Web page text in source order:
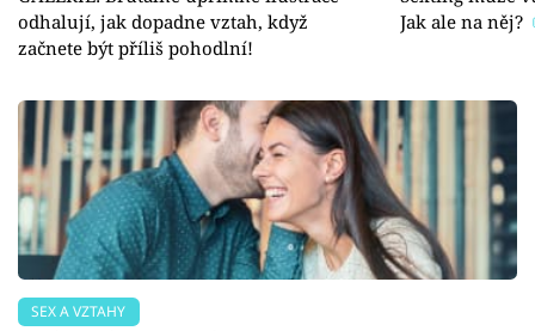
odhalují, jak dopadne vztah, když
začnete být příliš pohodlní!
Jak ale na něj?
SEX A VZTAHY